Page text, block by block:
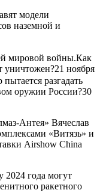
модели
наземной и
мировой войны.Как
уничтожен?21 ноября
разгадать
оружии России?30
Антея» Вячеслав
«Витязь» и
Airshow China
2024 года могут
ракетного